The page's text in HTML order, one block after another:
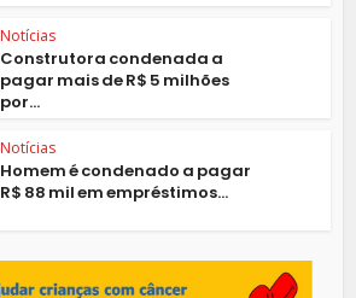
Notícias
Construtora condenada a
pagar mais de R$ 5 milhões
por...
Notícias
Homem é condenado a pagar
R$ 88 mil em empréstimos...